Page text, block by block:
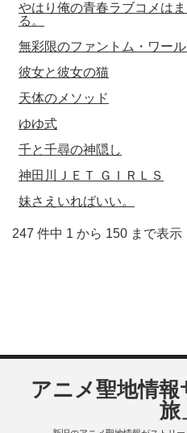
やはり俺の青春ラブコメは
る。
無彩限のファントム・ワール
彼女と彼女の猫
天体のメソッド
ゆゆ式
千と千尋の神隠し
神田川ＪＥＴ ＧＩＲＬＳ
妹さえいればいい。
247 件中 1 から 150 まで表示
アニメ聖地情
旅